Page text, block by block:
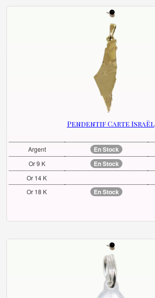
Pendentif Carte Israël
Argent En Stock
Or 9 K
En Stock
Or 14 K
Or 18 K
En Stock